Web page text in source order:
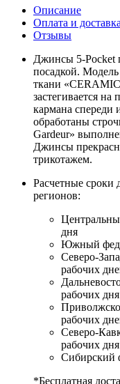
Описание
Оплата и
Отзывы
Джинсы 5-Pocket
посадкой.
ткани
застегивается
кармана
обработаны
Gardeur»
Джинсы
трикотажем.
Расчетные сроки
регионов:
дня
Южный
Северо-
рабочих
рабочих дня
рабочих
Северо-
рабочих дня
Сибирский
*Бесплатная